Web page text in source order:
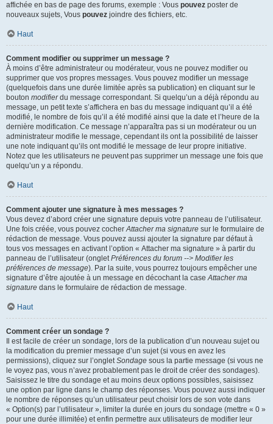
affichée en bas de page des forums, exemple : Vous pouvez poster de
nouveaux sujets, Vous pouvez joindre des fichiers, etc.
Haut
Comment modifier ou supprimer un message ?
À moins d’être administrateur ou modérateur, vous ne pouvez modifier ou
supprimer que vos propres messages. Vous pouvez modifier un message
(quelquefois dans une durée limitée après sa publication) en cliquant sur le
bouton modifierdu message correspondant. Si quelqu’un a déjà répondu au
message, un petit texte s’affichera en bas du message indiquant qu’il a été
modifié, le nombre de fois qu’il a été modifié ainsi que la date et l’heure de la
dernière modification. Ce message n’apparaîtra pas si un modérateur ou un
administrateur modifie le message, cependant ils ont la possibilité de laisser
une note indiquant qu’ils ont modifié le message de leur propre initiative.
Notez que les utilisateurs ne peuvent pas supprimer un message une fois que
quelqu’un y a répondu.
Haut
Comment ajouter une signature à mes messages ?
Vous devez d’abord créer une signature depuis votre panneau de l’utilisateur.
Une fois créée, vous pouvez cocherAttacher ma signature sur le formulaire de
rédaction de message. Vous pouvez aussi ajouter la signature par défaut à
tous vos messages en activant l’option « Attacher ma signature » à partir du
panneau de l’utilisateur (ongletPréférences du forum --> Modifier les
préférences de message). Par la suite, vous pourrez toujours empêcher une
signature d’être ajoutée à un message en décochant la caseAttacher ma
signature dans le formulaire de rédaction de message.
Haut
Comment créer un sondage ?
Il est facile de créer un sondage, lors de la publication d’un nouveau sujet ou
la modification du premier message d’un sujet (si vous en avez les
permissions), cliquez sur l’ongletSondage sous la partie message (si vous ne
le voyez pas, vous n’avez probablement pas le droit de créer des sondages).
Saisissez le titre du sondage et au moins deux options possibles, saisissez
une option par ligne dans le champ des réponses. Vous pouvez aussi indiquer
le nombre de réponses qu’un utilisateur peut choisir lors de son vote dans
« Option(s) par l’utilisateur », limiter la durée en jours du sondage (mettre « 0 »
pour une durée illimitée) et enfin permettre aux utilisateurs de modifier leur